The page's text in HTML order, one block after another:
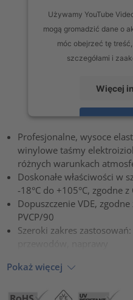
Używamy YouTube
mogą gromadzić dane o
móc obejrzeć tę
szczegółami i
Więcej
powered byUsercentrics
Profesjonalne, wysoce
winylowe taśmy
różnych warunkach
Doskonałe właściwości w
-18°C do +105°C, zgodne z
Dopuszczenie VDE,
PVCP/90
Szeroki zakres
Pokaż więcej